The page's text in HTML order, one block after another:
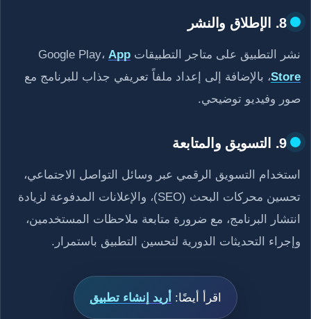
8. الإطلاق والنشر
نشر التطبيق على متاجر التطبيقات Google Play، App
Store، بالإضافة إلى إعداد ملفاً تعريفي جذاب للبرنامج مع
صور وفيديو توضيحي.
9. التسويق والمتابعة
استخدام التسويق الرقمي عبر وسائل التواصل الاجتماعي،
تحسين محركات البحث (SEO)، والإعلانات المدفوعة لزيادة
انتشار البرنامج، مع ضرورة متابعة ملاحظات المستخدمين،
وإجراء التحديثات الدورية لتحسين التطبيق باستمرار.
اقرأ أيضًا: أريد إنشاء تطبيق